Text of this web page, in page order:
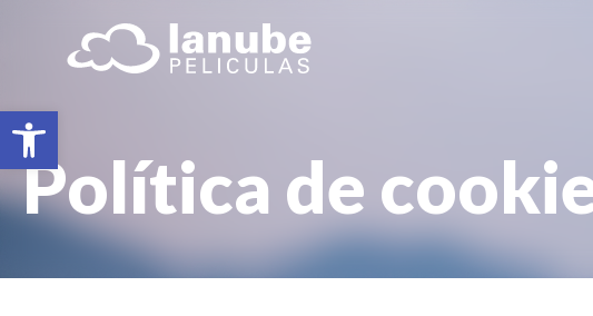
Abrir barra de herramientas
Política de